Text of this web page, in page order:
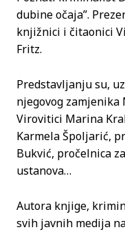
dubine očaja”.
knjižnici i čitaonici
Fritz.
Predstavljanju su,
njegovog
Virovitici Marina
Karmela Špoljarić,
Bukvić, pročelnica
ustanova…
Autora knjige,
svih javnih medija